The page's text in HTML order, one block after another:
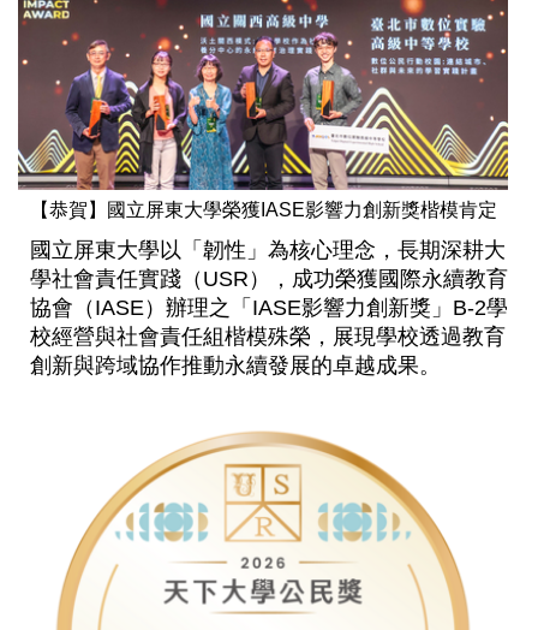
【恭賀】國立屏東大學榮獲IASE影響力創新獎楷模肯定
國立屏東大學以「韌性」為核心理念，長期深耕大
學社會責任實踐（USR），成功榮獲國際永續教育
協會（IASE）辦理之「IASE影響力創新獎」B-2學
校經營與社會責任組楷模殊榮，展現學校透過教育
創新與跨域協作推動永續發展的卓越成果。